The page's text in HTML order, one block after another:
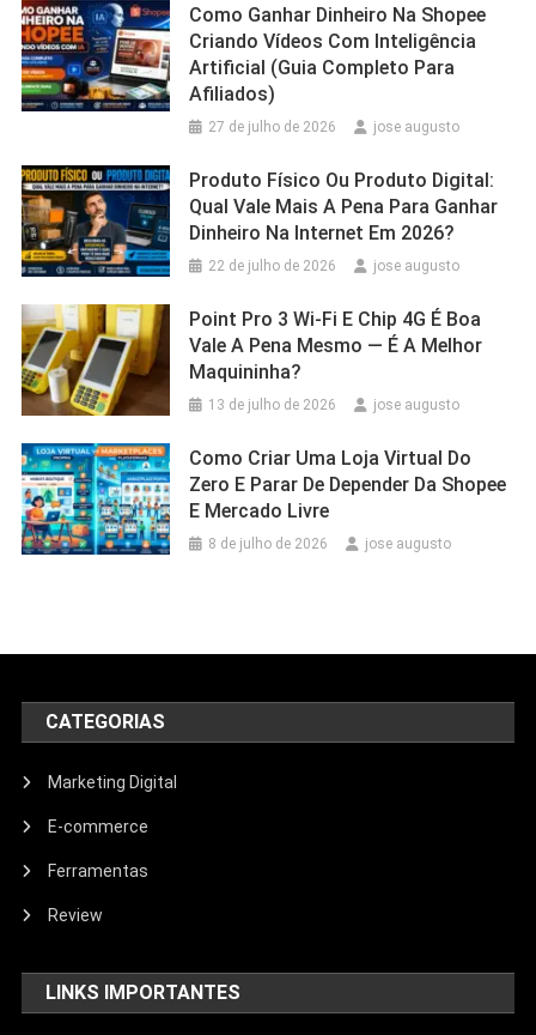
Como Ganhar Dinheiro Na Shopee
Criando Vídeos Com Inteligência
Artificial (Guia Completo Para
Afiliados)
27 de julho de 2026 jose augusto
Produto Físico Ou Produto Digital:
Qual Vale Mais A Pena Para Ganhar
Dinheiro Na Internet Em 2026?
22 de julho de 2026 jose augusto
Point Pro 3 Wi‑Fi E Chip 4G É Boa
Vale A Pena Mesmo — É A Melhor
Maquininha?
13 de julho de 2026 jose augusto
Como Criar Uma Loja Virtual Do
Zero E Parar De Depender Da Shopee
E Mercado Livre
8 de julho de 2026 jose augusto
CATEGORIAS
Marketing Digital
E-commerce
Ferramentas
Review
LINKS IMPORTANTES